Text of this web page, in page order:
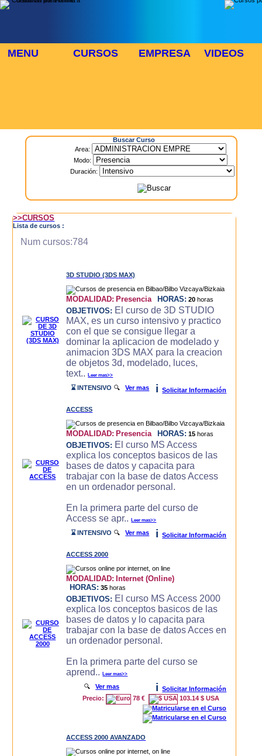
MENU CURSOS EMPRESA VIDEOS
Buscar Curso
Area:
Modo:
Duración:
>>CURSOS
Lista de cursos :
Num cursos:784
3D STUDIO (3DS MAX)
MODALIDAD: Presencia HORAS: 20 horas
OBJETIVOS: El curso de 3D STUDIO
MAX, es un curso intensivo y practico
con el que se consigue llegar a
dominar la aplicacion de modelado y
animacion 3DS MAX para la creacion
de objetos 3d, modelado, luces,
text..Leer mas>>
⌛ INTENSIVO 🔍Ver mas i Solicitar Información
ACCESS
MODALIDAD: Presencia HORAS: 15 horas
OBJETIVOS: El curso MS Access
explica los conceptos basicos de las
bases de datos y capacita para
trabajar con la base de datos Access
en un ordenador personal.
En la primera parte del curso de
Access se apr..Leer mas>>
⌛ INTENSIVO 🔍Ver mas i Solicitar Información
ACCESS 2000
MODALIDAD: Internet (Online)
HORAS: 35 horas
OBJETIVOS: El curso MS Access 2000
explica los conceptos basicos de las
bases de datos y lo capacita para
trabajar con la base de datos Acces en
un ordenador personal.
En la primera parte del curso se
aprend..Leer mas>>
🔍Ver mas i
Solicitar Información
Precio:
78 € 103.14 $ USA
ACCESS 2000 AVANZADO